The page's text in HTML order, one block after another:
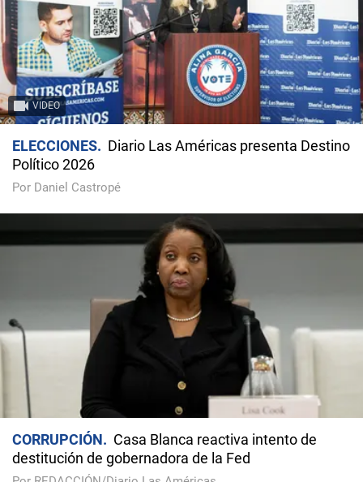
VIDEO
ELECCIONES
Diario Las Américas presenta Destino
Político 2026
Por Daniel Castropé
CORRUPCIÓN
Casa Blanca reactiva intento de
destitución de gobernadora de la Fed